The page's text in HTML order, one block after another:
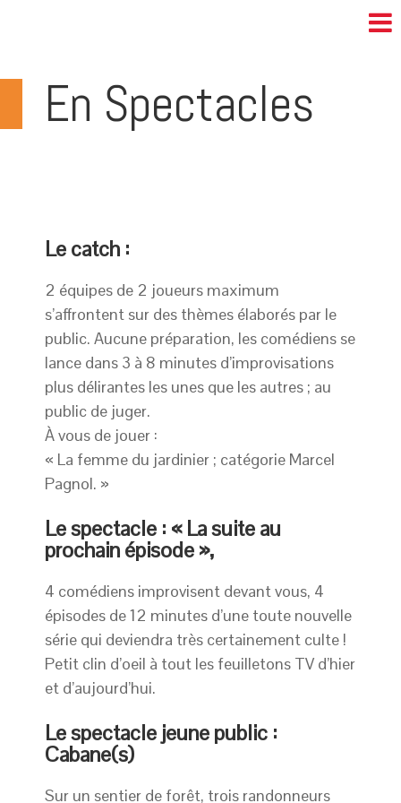
En Spectacles
Le catch :
2 équipes de 2 joueurs maximum
s’affrontent sur des thèmes élaborés par le
public. Aucune préparation, les comédiens se
lance dans 3 à 8 minutes d’improvisations
plus délirantes les unes que les autres ; au
public de juger.
À vous de jouer :
« La femme du jardinier ; catégorie Marcel
Pagnol. »
Le spectacle : « La suite au
prochain épisode »,
4 comédiens improvisent devant vous, 4
épisodes de 12 minutes d’une toute nouvelle
série qui deviendra très certainement culte !
Petit clin d’oeil à tout les feuilletons TV d’hier
et d’aujourd’hui.
Le spectacle jeune public :
Cabane(s)
Sur un sentier de forêt, trois randonneurs